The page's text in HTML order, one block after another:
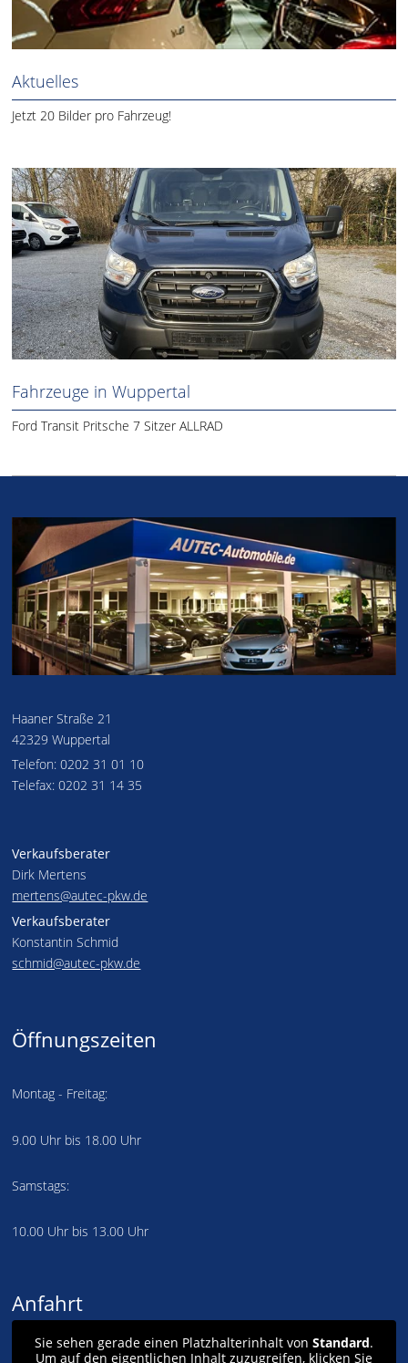
Aktuelles
Jetzt 20 Bilder pro Fahrzeug!
Fahrzeuge in Wuppertal
Ford Transit Pritsche 7 Sitzer ALLRAD
Haaner Straße 21
42329 Wuppertal
Telefon: 0202 31 01 10
Telefax: 0202 31 14 35
Verkaufsberater
Dirk Mertens
mertens@autec-pkw.de
Verkaufsberater
Konstantin Schmid
schmid@autec-pkw.de
Öffnungszeiten
Montag - Freitag:
9.00 Uhr bis 18.00 Uhr
Samstags:
10.00 Uhr bis 13.00 Uhr
Anfahrt
Sie sehen gerade einen Platzhalterinhalt von Standard.
Um auf den eigentlichen Inhalt zuzugreifen, klicken Sie